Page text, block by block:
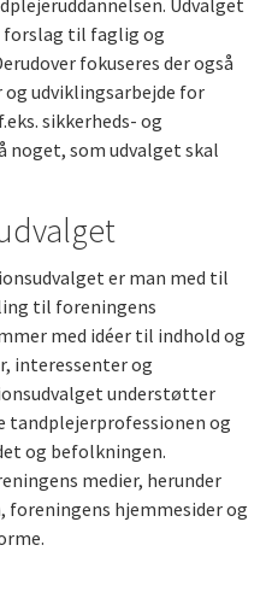
Udvalget
forslag til faglig og
fokuseres der også
udviklingsarbejde for
sikkerheds- og
noget, som udvalget skal
er man med til
til foreningens
med idéer til indhold og
interessenter og
understøtter
tandplejerprofessionen og
og befolkningen.
medier, herunder
foreningens hjemmesider og